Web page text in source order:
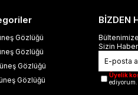
Gözlüğü
Gözlüğü
Gözlüğü
Gözlüğü
BİZDEN
Sizin
Üyelik
ediyorum.